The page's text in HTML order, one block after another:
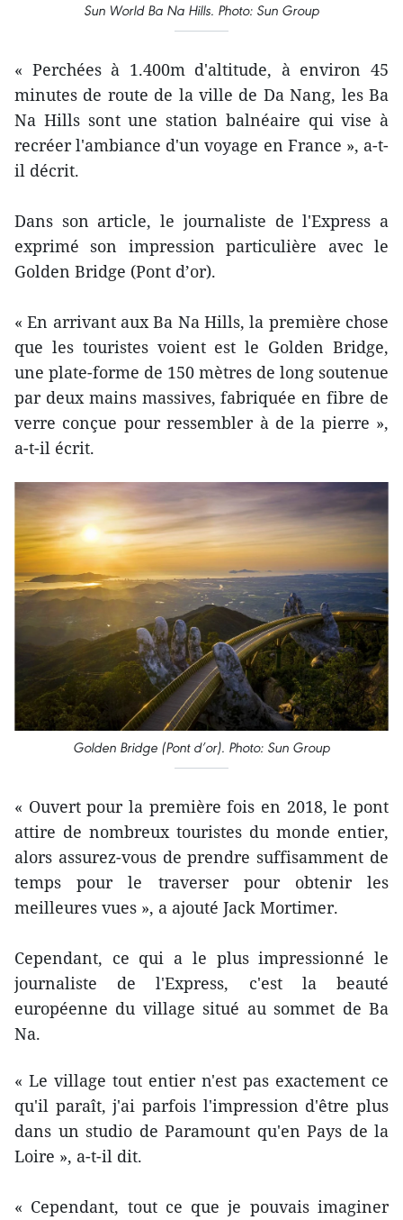
Sun World Ba Na Hills. Photo: Sun Group
« Perchées à 1.400m d'altitude, à environ 45
minutes de route de la ville de Da Nang, les Ba
Na Hills sont une station balnéaire qui vise à
recréer l'ambiance d'un voyage en France », a-t-
il décrit.
Dans son article, le journaliste de l'Express a
exprimé son impression particulière avec le
Golden Bridge (Pont d’or).
« En arrivant aux Ba Na Hills, la première chose
que les touristes voient est le Golden Bridge,
une plate-forme de 150 mètres de long soutenue
par deux mains massives, fabriquée en fibre de
verre conçue pour ressembler à de la pierre »,
a-t-il écrit.
Golden Bridge (Pont d’or). Photo: Sun Group
« Ouvert pour la première fois en 2018, le pont
attire de nombreux touristes du monde entier,
alors assurez-vous de prendre suffisamment de
temps pour le traverser pour obtenir les
meilleures vues », a ajouté Jack Mortimer.
Cependant, ce qui a le plus impressionné le
journaliste de l'Express, c'est la beauté
européenne du village situé au sommet de Ba
Na.
« Le village tout entier n'est pas exactement ce
qu'il paraît, j'ai parfois l'impression d'être plus
dans un studio de Paramount qu'en Pays de la
Loire », a-t-il dit.
« Cependant, tout ce que je pouvais imaginer